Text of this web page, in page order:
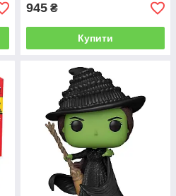
945 ₴
Купити